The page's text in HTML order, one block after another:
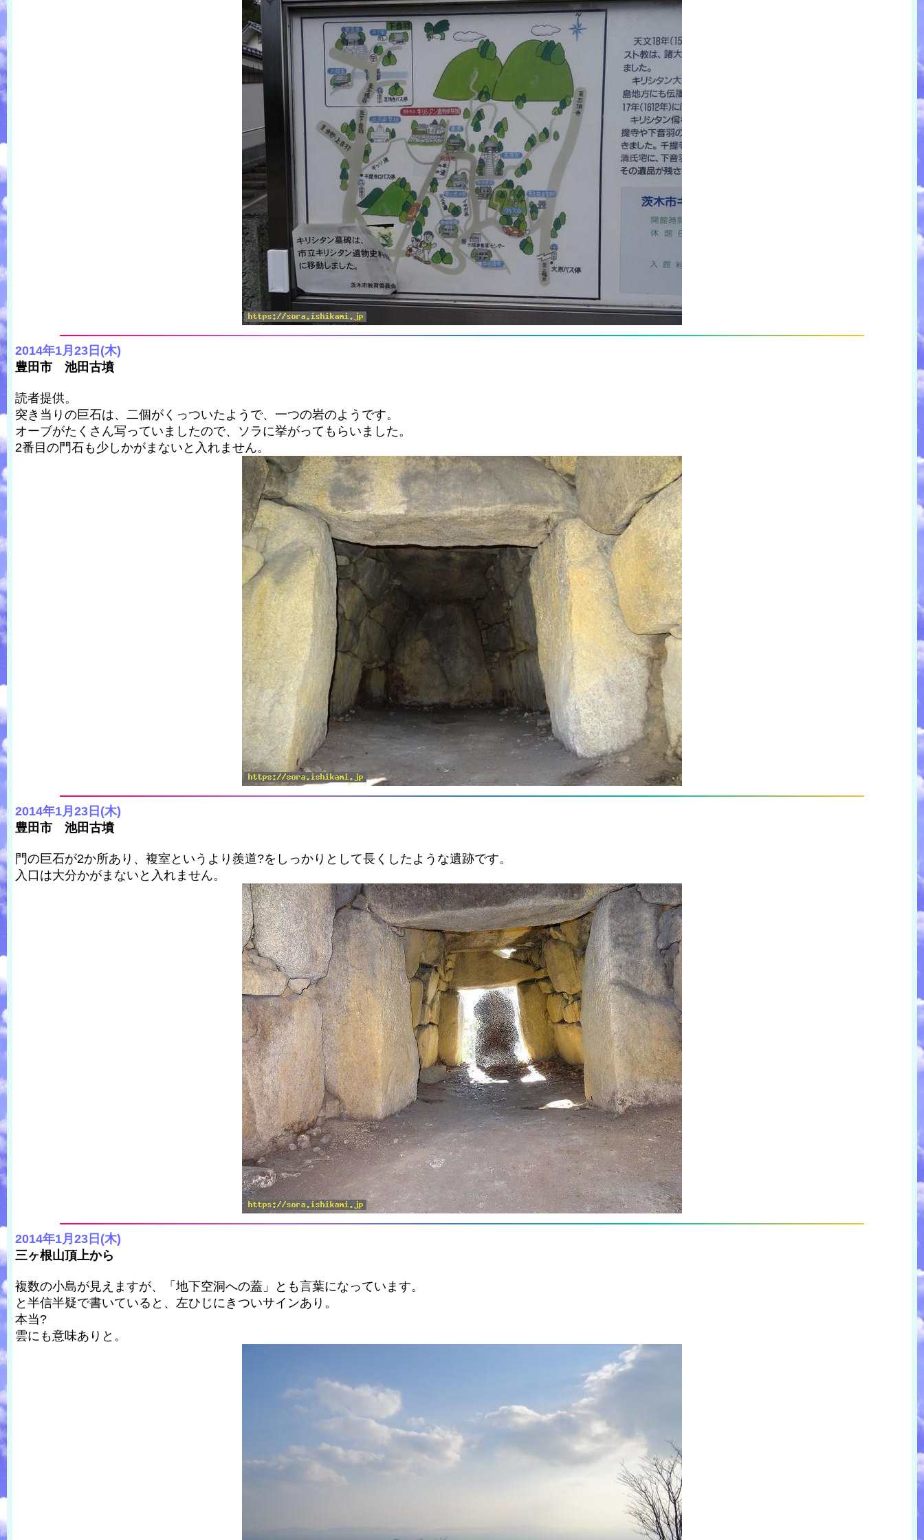
2014年1月23日(木)
豊田市 池田古墳
読者提供。
突き当りの巨石は、二個がくっついたようで、一つの岩のようです。
オーブがたくさん写っていましたので、ソラに挙がってもらいました。
2番目の門石も少しかがまないと入れません。
2014年1月23日(木)
豊田市 池田古墳
門の巨石が2か所あり、複室というより羨道?をしっかりとして長くしたような遺跡です。
入口は大分かがまないと入れません。
2014年1月23日(木)
三ヶ根山頂上から
複数の小島が見えますが、「地下空洞への蓋」とも言葉になっています。
と半信半疑で書いていると、左ひじにきついサインあり。
本当?
雲にも意味ありと。